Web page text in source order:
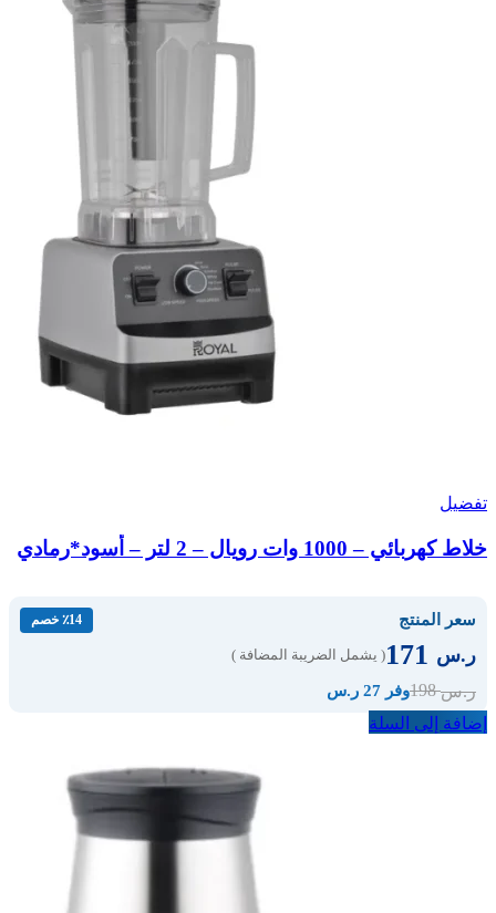
تفضيل
خلاط كهربائي – 1000 وات رويال – 2 لتر – أسود*رمادي
سعر المنتج ٪14 خصم
ر.س ( يشمل الضريبة المضافة )
ر.س198 وفر 27 ر.س
إضافة إلى السلة